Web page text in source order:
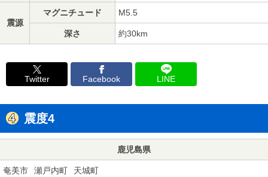
震源
マグニチュード M5.5
深さ 約30km
Twitter Facebook LINE
震度4
鹿児島県
奄美市 瀬戸内町 天城町